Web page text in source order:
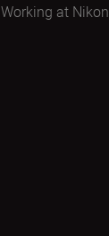
Working at Nikon